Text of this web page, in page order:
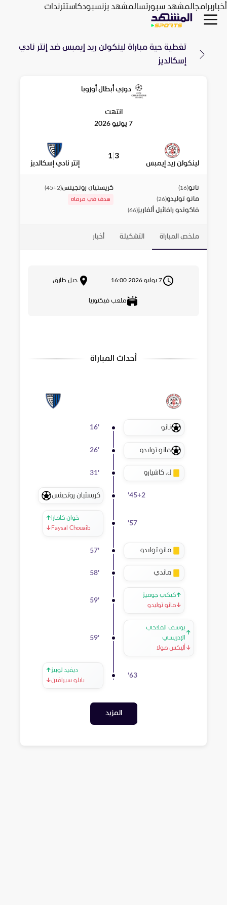
أخباربرامجالمشهد سبورتسالمشهد بزنسبودكاستترندات
تغطية حية مباراة لينكولن ريد إيمبس ضد إنتر نادي
إسكالديز
دوري أبطال أوروبا
انتهت
7 يوليو 2026
لينكولن ريد إيمبس
3
1
إنتر نادي إسكالديز
نانو(
16
)
مانو توليدو(
26
)
فاكوندو رافائيل ألفاريز(
66
)
كريستيان روتجينس(
45+2
)
هدف في مرماه
ملخص المباراة التشكيلة أخبار
7 يوليو 2026 16:00 جبل طارق
ملعب فيكتوريا
أحداث المباراة
نانو 16'
مانو توليدو 26'
ل. كاشيارو 31'
45+2
' كريستيان روتجينس
57
'
↑ خوان كامارا
↓ Faysal Chouaib
مانو توليدو 57'
ماندي 58'
↑كيكي جوميز
↓مانو توليدو
59'
↑
يوسف الفلاحي
الإدريسي
↓ أليكس مولا
59'
63
'
↑ديفيد لوبيز
↓بابلو سيرافين
المزيد